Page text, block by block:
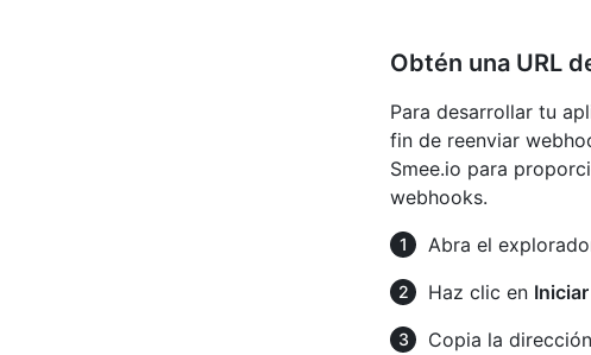
Obtén una URL
Para desarrollar tu
fin de reenviar
Smee.io para
webhooks.
Abra el
Haz clic en
Copia la